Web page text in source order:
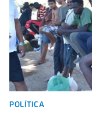
POLÍTICA